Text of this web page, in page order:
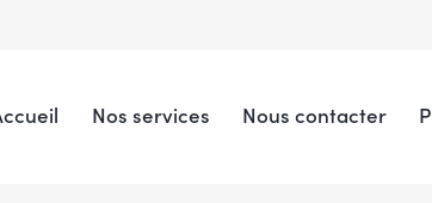
Nos services Nous contacter